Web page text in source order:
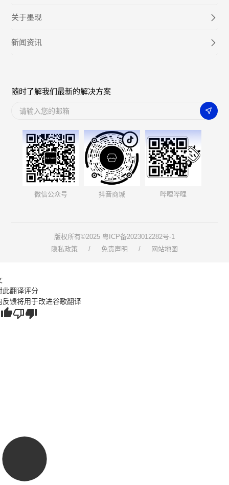
关于墨现
新闻资讯
随时了解我们最新的解决方案
微信公众号 抖音商城 哔哩哔哩
版权所有©2025 粤ICP备2023012282号-1
隐私政策
/ 免责声明 / 网站地图
此翻译评分
反馈将用于改进谷歌翻译